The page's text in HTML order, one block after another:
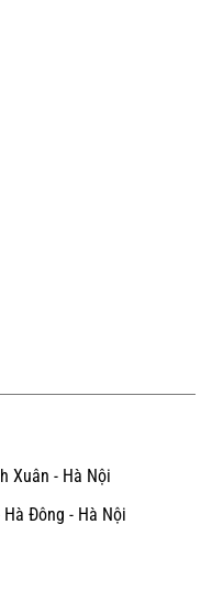
Xuân - Hà Nội
Hà Đông - Hà Nội